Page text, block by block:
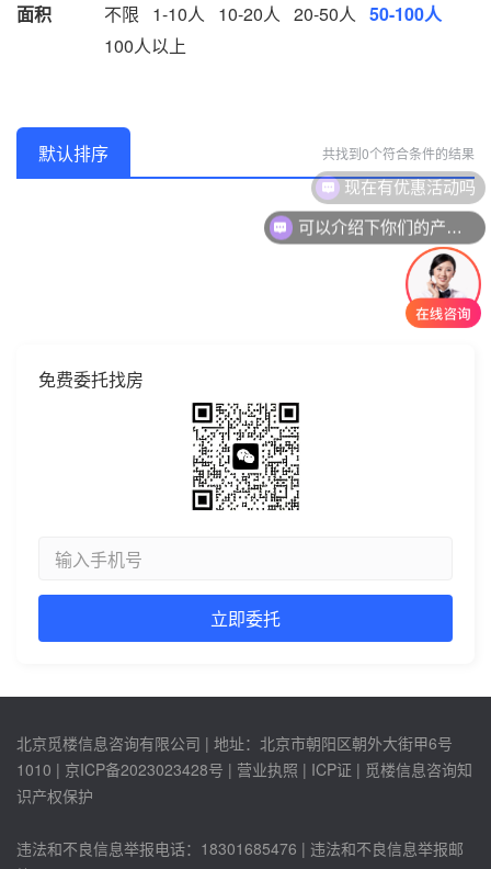
面积 不限 1-10人 10-20人 20-50人 50-100人
100人以上
默认排序 共找到0个符合条件的结果
免费委托找房
北京觅楼信息咨询有限公司 | 地址：北京市朝阳区朝外大街甲6号
1010 | 京ICP备2023023428号 | 营业执照 | ICP证 | 觅楼信息咨询知
识产权保护
违法和不良信息举报电话：18301685476 | 违法和不良信息举报邮
现在有优惠活动吗